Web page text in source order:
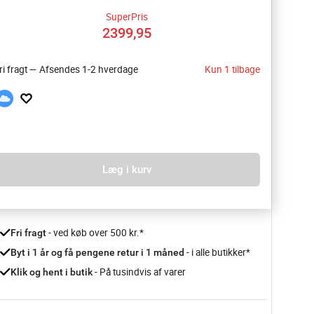
SuperPris
2399,95
fragt — Afsendes 1-2 hverdage Kun 1 tilbage
Læg i kurv
Fri fragt - ved køb over 500 kr.*
Byt i 1 år og få pengene retur i 1 måned - i alle butikker*
Klik og hent i butik - På tusindvis af varer